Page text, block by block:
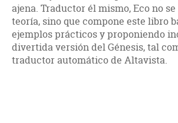
ajena. Traductor él mismo, Eco no
teoría, sino que compone este libro
ejemplos prácticos y proponiendo
divertida versión del Génesis, tal
traductor automático de Altavista.